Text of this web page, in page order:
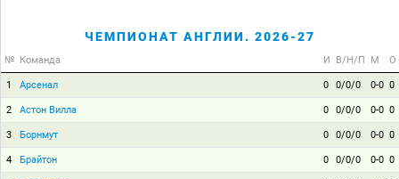
ЧЕМПИОНАТ АНГЛИИ. 2026-27
№ Команда И В/Н/П М О
1 Арсенал 0 0/0/0 0-0 0
2 Астон Вилла 0 0/0/0 0-0 0
3 Борнмут 0 0/0/0 0-0 0
4 Брайтон 0 0/0/0 0-0 0